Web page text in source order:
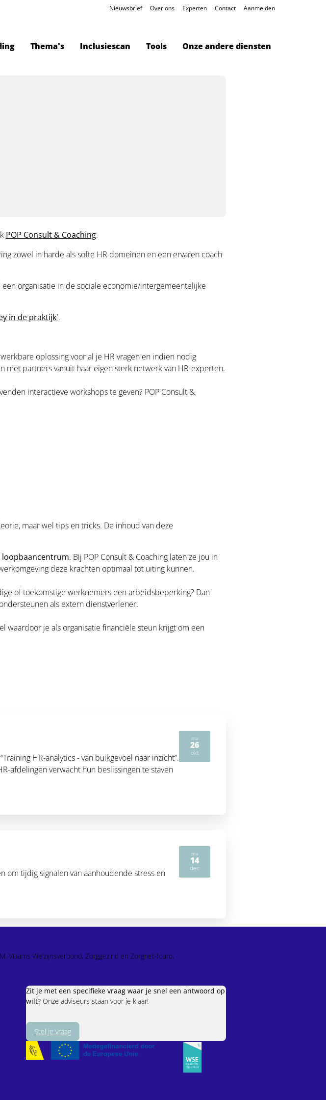
Thema's Inclusiescan Tools Onze andere diensten
Nieuwsbrief Over ons Experten Contact Aanmelden
POP Consult & Coaching.
zowel in harde als softe HR domeinen en een ervaren coach
een organisatie in de sociale economie/intergemeentelijke
in de praktijk'.
oplossing voor al je HR vragen en indien nodig
partners vanuit haar eigen sterk netwerk van HR-experten.
interactieve workshops te geven? POP Consult &
maar wel tips en tricks. De inhoud van deze
loopbaancentrum. Bij POP Consult & Coaching laten ze jou in
deze krachten optimaal tot uiting kunnen.
of toekomstige werknemers een arbeidsbeperking? Dan
als extern dienstverlener.
waardoor je als organisatie financiële steun krijgt om een
ma
26
okt
2026
HR-analytics - van buikgevoel naar inzicht”.
afdelingen verwacht hun beslissingen te staven
ma
14
dec
2026
om tijdig signalen van aanhoudende stress en
Vlaams Welzijnsverbond, Zorggezind en Zorgnet-Icuro.
Zit je met een specifieke vraag waar je snel een antwoord op
wilt? Onze adviseurs staan voor je klaar!
Stel je vraag